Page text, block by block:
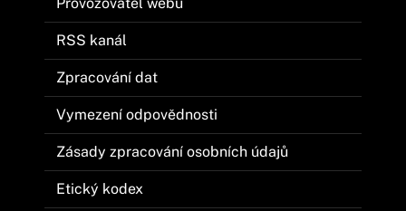
Provozovatel webu
RSS kanál
Zpracování dat
Vymezení odpovědnosti
Zásady zpracování osobních údajů
Etický kodex